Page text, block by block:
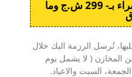
إرسالية مجانية عند الشراء بـ- 299 ش.ج وما
تُرسل الرزمة اليك خلال
المخازن ( لا يشمل يوم
السبت والاعياد.